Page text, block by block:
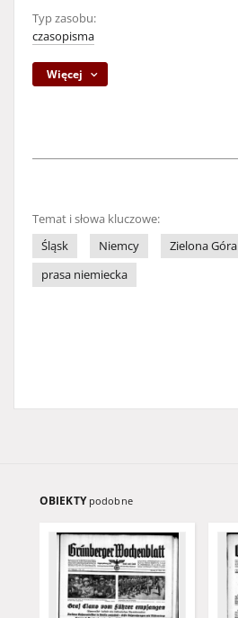
Typ zasobu:
czasopisma
Więcej
Temat i słowa kluczowe:
Śląsk
Niemcy Zielona Góra
prasa niemiecka
OBIEKTY podobne